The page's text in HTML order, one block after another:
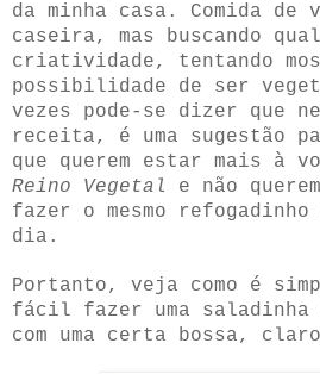
da minha casa. Comida de
caseira, mas buscando
criatividade, tentando
possibilidade de ser
vezes pode-se dizer que
receita, é uma sugestão
que querem estar mais à
Reino Vegetal
e não
fazer o mesmo refogadinho
dia.
Portanto, veja como é
fácil fazer uma saladinha
com uma certa bossa,